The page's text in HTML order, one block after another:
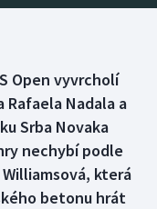
Open vyvrcholí
Nadala a
Srba Novaka
nechybí podle
která
betonu hrát